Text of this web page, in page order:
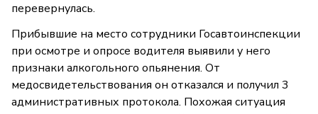
перевернулась.
Прибывшие на место сотрудники Госавтоинспекции
при осмотре и опросе водителя выявили у него
признаки алкогольного опьянения. От
медосвидетельствования он отказался и получил 3
административных протокола. Похожая ситуация